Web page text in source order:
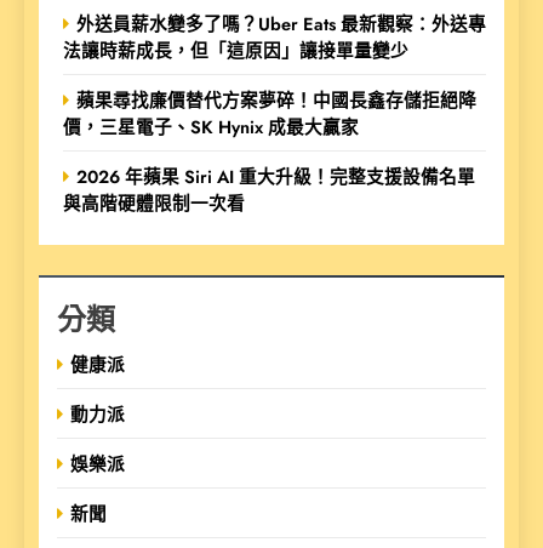
外送員薪水變多了嗎？Uber Eats 最新觀察：外送專
法讓時薪成長，但「這原因」讓接單量變少
蘋果尋找廉價替代方案夢碎！中國長鑫存儲拒絕降
價，三星電子、SK Hynix 成最大贏家
2026 年蘋果 Siri AI 重大升級！完整支援設備名單
與高階硬體限制一次看
分類
健康派
動力派
娛樂派
新聞